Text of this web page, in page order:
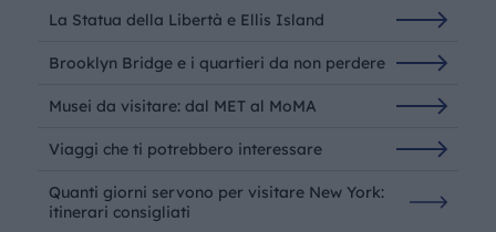
La Statua della Libertà e Ellis Island
Brooklyn Bridge e i quartieri da non perdere
Musei da visitare: dal MET al MoMA
Viaggi che ti potrebbero interessare
Quanti giorni servono per visitare New York:
itinerari consigliati